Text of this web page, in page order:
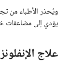
ويُحذر الأطباء من
يؤدي إلى مضاعفات
علاج